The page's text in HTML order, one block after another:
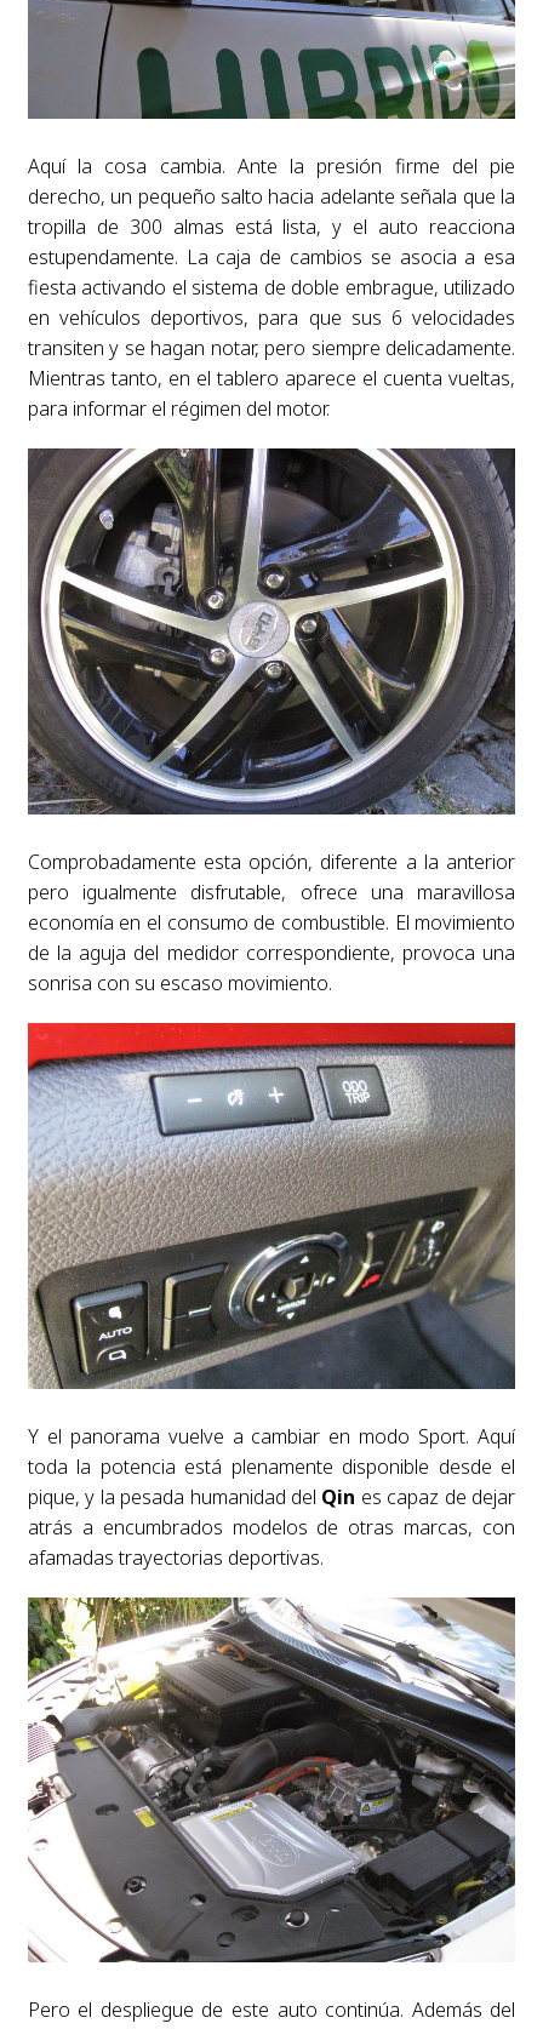
Aquí la cosa cambia. Ante la presión firme del pie
derecho, un pequeño salto hacia adelante señala que la
tropilla de 300 almas está lista, y el auto reacciona
estupendamente. La caja de cambios se asocia a esa
fiesta activando el sistema de doble embrague, utilizado
en vehículos deportivos, para que sus 6 velocidades
transiten y se hagan notar, pero siempre delicadamente.
Mientras tanto, en el tablero aparece el cuenta vueltas,
para informar el régimen del motor.
Comprobadamente esta opción, diferente a la anterior
pero igualmente disfrutable, ofrece una maravillosa
economía en el consumo de combustible. El movimiento
de la aguja del medidor correspondiente, provoca una
sonrisa con su escaso movimiento.
Y el panorama vuelve a cambiar en modo Sport. Aquí
toda la potencia está plenamente disponible desde el
pique, y la pesada humanidad del Qin es capaz de dejar
atrás a encumbrados modelos de otras marcas, con
afamadas trayectorias deportivas.
Pero el despliegue de este auto continúa. Además del